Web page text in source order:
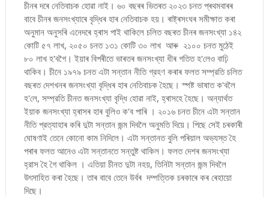
চীনৰ দৰে নেতিবাচক হোৱা নাই। ৬০ বছৰৰ ভিতৰত ২০২৩ চনত প্ৰথমবাৰৰ
বাবে চীনৰ জনসংখ্যাৰে বৃদ্ধিৰ হাৰ নেতিবাচক হয়। ৰাষ্ট্ৰসংঘৰ সমীক্ষাত কৰা
অনুমান অনুসৰি এনেদৰে হ্ৰাস পাই থাকিলে চলিত বছৰত চীনৰ জনসংখ্যা ১৪২
কোটি ৫৭ লাখ, ২০৫০ চনত ১৩১ কোটি ৩০ লাখ আৰু ২১০০ চনত মুঠেই
৮০ লাখ হ'বগৈ। ইয়াৰ বিপৰীতে ভাৰতৰ জনসংখ্যা ধীৰ গতিত হ'লেও বাঢ়ি
থাকিব। চীনে ১৯৭৯ চনত এটা সন্তান নীতি গ্রহণ কৰাৰ ফলত সম্প্রতি চলিত
বছৰত দেশখনৰ জনসংখ্যা বৃদ্ধিৰ হাৰ নেতিবাচক হৈছে। স্পষ্ট ভাষাত ক'বলৈ
হ'লে, সম্প্রতি চীনত জনসংখ্যা বৃদ্ধি হোৱা নাই, হ্ৰাসহে হৈছে। অন্যাৰ্থত
ইয়াক জনসংখ্যা হ্ৰাসৰ হাৰ বুলিও ক'ব পাৰি । ২০১৬ চনত চীনে এটা সন্তান
নীতি প্রত্যাহাৰ কৰি দুটা সন্তান জন্ম দিবলৈ অনুমতি দিয়ে। পিছে সেই চৰকাৰী
ঘোষণাই তেনে কোনো কাম নিদিলে। এটা সন্তানত বুলি পৰিয়াল অভ্যস্ত হৈ
পৰাৰ ফলত আনেও এটা সন্তানতে সন্তুষ্ট থাকিল। ফলত দেশৰ জনসংখ্যা
হ্রাস হৈ গৈ থাকিল । এতিয়া চীনত দুটা নহয়, তিনিটা সন্তান জন্ম দিবলৈ
উৎসাহিত কৰা হৈছে। তাৰ বাবে তেনে উৰ্বৰ দম্পত্তিক চৰকাৰে কৰ ৰেহায়ো
দিছে।